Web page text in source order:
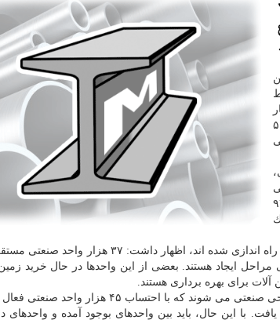
در ابتدا با وسعتی كمتر از ۵۰
داری شده اند كه عمدتاً (تا ۹۷
صالحی نیا در مورد تعداد واحدهای جدید كه اخیراً در شهرك های صنعتی راه اندازی شده اند،
ایجاد هستند. بعضی از این واحدها در حال خرید
برای بهره برداری هستند.
وی افزود: این واحدها هم به تناوب، وارد چرخه تولید در شهرك ها و نواحی صنعتی می شوند كه
هزار واحد افزایش خواهد یافت. با این حال، باید بین واحدهای بوجود آمده و